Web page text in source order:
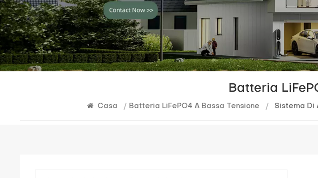
Batteria
Casa / Batteria LiFePO4 A Bassa Tensione / Sistema Di